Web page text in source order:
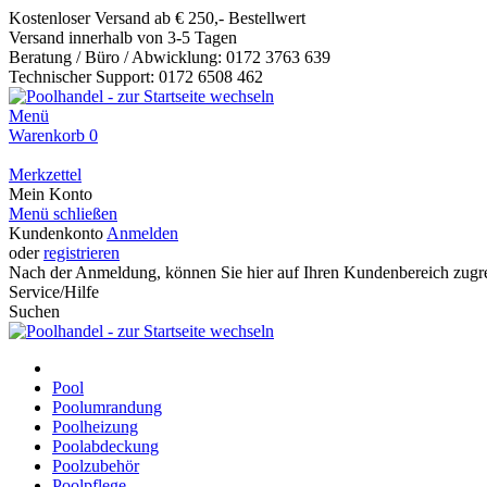
Kostenloser Versand ab € 250,- Bestellwert
Versand innerhalb von 3-5 Tagen
Beratung / Büro / Abwicklung: 0172 3763 639
Technischer Support: 0172 6508 462
Menü
Warenkorb 0
Merkzettel
Mein Konto
Menü schließen
Kundenkonto Anmelden
oderregistrieren
Nach der Anmeldung, können Sie hier auf Ihren Kundenbereich
Service/Hilfe
Suchen
Pool
Poolumrandung
Poolheizung
Poolabdeckung
Poolzubehör